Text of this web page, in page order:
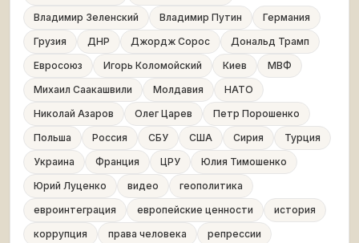
Владимир Зеленский
Владимир Путин
Германия
Грузия
ДНР Джордж Сорос
Дональд Трамп
Евросоюз
Игорь Коломойский Киев
МВФ
Михаил Саакашвили
Молдавия
НАТО
Николай Азаров
Олег Царев
Петр Порошенко
Польша
Россия СБУ США Сирия
Турция
Украина
Франция ЦРУ
Юлия Тимошенко
Юрий Луценко
видео
геополитика
евроинтеграция
европейские ценности
история
коррупция
права человека
репрессии